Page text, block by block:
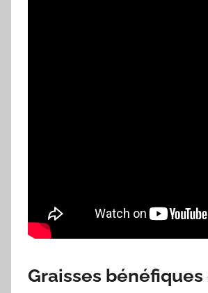
Graisses bénéfiques